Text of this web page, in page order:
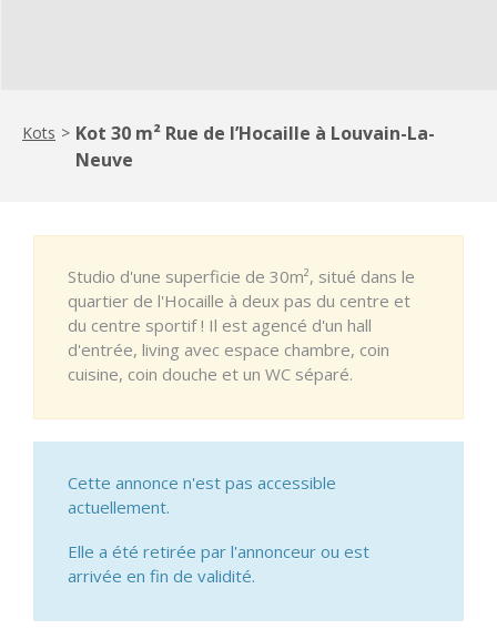
Kots > Kot 30 m² Rue de l’Hocaille à Louvain-La-
Neuve
Studio d'une superficie de 30m², situé dans le
quartier de l'Hocaille à deux pas du centre et
du centre sportif ! Il est agencé d'un hall
d'entrée, living avec espace chambre, coin
cuisine, coin douche et un WC séparé.
Cette annonce n'est pas accessible
actuellement.
Elle a été retirée par l'annonceur ou est
arrivée en fin de validité.